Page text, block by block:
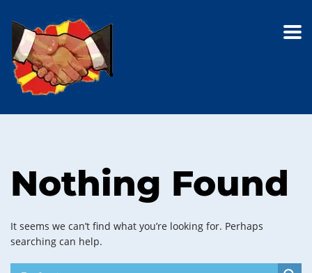
Nothing Found
It seems we can’t find what you’re looking for. Perhaps
searching can help.